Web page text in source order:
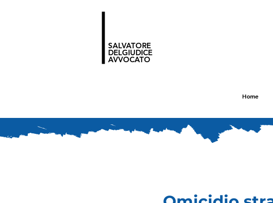
SALVATORE
DELGIUDICE
AVVOCATO
Home